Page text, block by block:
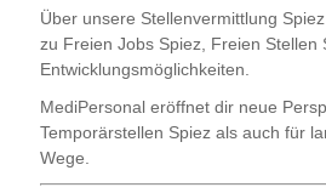
Über unsere Stellenvermittlung
zu Freien Jobs Spiez, Freien Stellen
Entwicklungsmöglichkeiten.
MediPersonal eröffnet dir neue
Temporärstellen Spiez als auch für
Wege.